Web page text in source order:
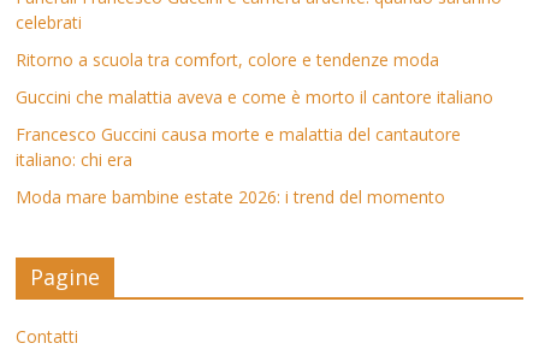
celebrati
Ritorno a scuola tra comfort, colore e tendenze moda
Guccini che malattia aveva e come è morto il cantore italiano
Francesco Guccini causa morte e malattia del cantautore
italiano: chi era
Moda mare bambine estate 2026: i trend del momento
Pagine
Contatti